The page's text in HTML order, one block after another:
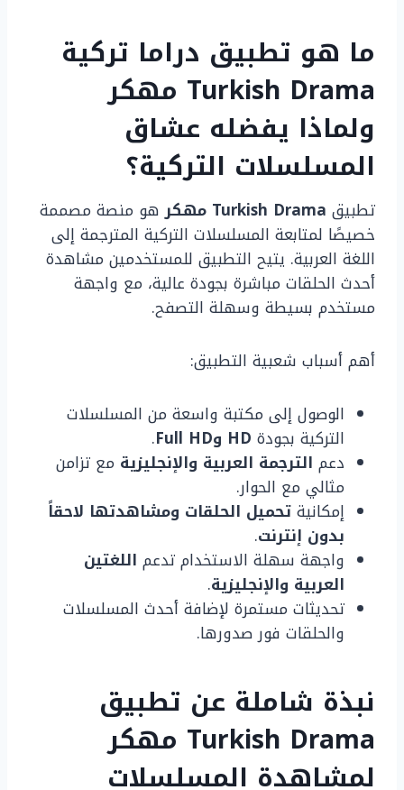
ما هو تطبيق دراما تركية
Turkish Drama مهكر
ولماذا يفضله عشاق
المسلسلات التركية؟
تطبيق Turkish Drama مهكر
هو منصة مصممة
خصيصًا لمتابعة المسلسلات التركية المترجمة إلى
اللغة العربية. يتيح التطبيق للمستخدمين مشاهدة
أحدث الحلقات مباشرة بجودة عالية، مع واجهة
مستخدم بسيطة وسهلة التصفح.
أهم أسباب شعبية التطبيق:
الوصول إلى مكتبة واسعة من المسلسلات
التركية بجودة HD وFull HD
.
دعم الترجمة العربية والإنجليزية مع تزامن
مثالي مع الحوار.
إمكانيةتحميل الحلقات ومشاهدتها لاحقاً
بدون إنترنت.
واجهة سهلة الاستخدام تدعم اللغتين
العربية والإنجليزية.
تحديثات مستمرة لإضافة أحدث المسلسلات
والحلقات فور صدورها.
نبذة شاملة عن تطبيق
Turkish Drama مهكر
لمشاهدة المسلسلات